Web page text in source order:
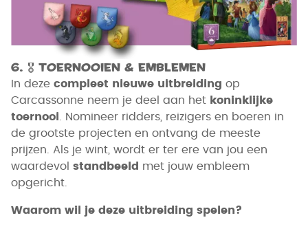
6. 🎖 Toernooien & Emblemen
In deze compleet nieuwe uitbreiding op
Carcassonne neem je deel aan het koninklijke
toernooi . Nomineer ridders, reizigers en boeren in
de grootste projecten en ontvang de meeste
prijzen. Als je wint, wordt er ter ere van jou een
waardevol standbeeld met jouw embleem
opgericht.
Waarom wil je deze uitbreiding spelen?